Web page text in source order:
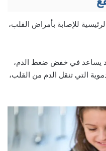
للإصابة بأمراض القلب،
يساعد في خفض ضغط الدم،
التي تنقل الدم من القلب،